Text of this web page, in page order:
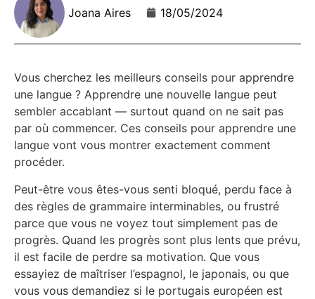
Joana Aires 18/05/2024
Vous cherchez les meilleurs conseils pour apprendre
une langue ? Apprendre une nouvelle langue peut
sembler accablant — surtout quand on ne sait pas
par où commencer. Ces conseils pour apprendre une
langue vont vous montrer exactement comment
procéder.
Peut-être vous êtes-vous senti bloqué, perdu face à
des règles de grammaire interminables, ou frustré
parce que vous ne voyez tout simplement pas de
progrès. Quand les progrès sont plus lents que prévu,
il est facile de perdre sa motivation. Que vous
essayiez de maîtriser l’espagnol, le japonais, ou que
vous vous demandiez si le portugais européen est